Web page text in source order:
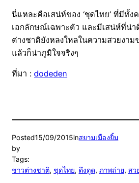
นี่แหละคือเสน่ห์ของ ‘ชุดไทย’ ที่มีทั้ง
เอกลักษณ์เฉพาะตัว และมีเสน่ห์ที่น่
ต่างชาติยังหลงใหลในความสวยงา
แล้วก็น่าภูมิใจจริงๆ
ที่มา : dodeden
Posted15/09/2015inสยามเมืองยิ้ม
by
Tags:
ชาวต่างชาติ, ชุดไทย, ดึงดูด, ภาพถ่าย, สว